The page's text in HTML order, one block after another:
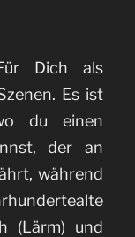
Dich als
Es ist
du einen
der an
während
(Lärm) und